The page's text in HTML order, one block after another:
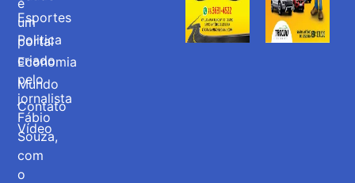
um
portal
criado
pelo
jornalista
Fábio
Souza,
com
o
Esportes
Politica
Economia
Mundo
Contato
Vídeo